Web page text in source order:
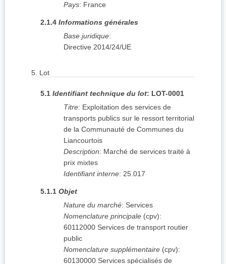
Pays: France
2.1.4 Informations générales
Base juridique:
Directive 2014/24/UE
5. Lot
5.1 Identifiant technique du lot: LOT-0001
Titre: Exploitation des services de
transports publics sur le ressort territorial
de la Communauté de Communes du
Liancourtois
Description: Marché de services traité à
prix mixtes
Identifiant interne: 25.017
5.1.1 Objet
Nature du marché: Services
Nomenclature principale (cpv):
60112000 Services de transport routier
public
Nomenclature supplémentaire (cpv):
60130000 Services spécialisés de